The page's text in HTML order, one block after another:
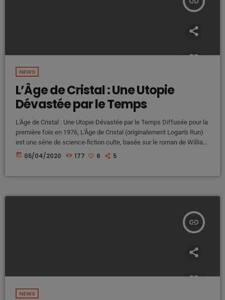
NEWS
L’Âge de Cristal : Une Utopie
Dévastée par le Temps
L'Âge de Cristal : Une Utopie Dévastée par le Temps Diffusée pour la
première fois en 1976, L'Âge de Cristal (originalement Logan's Run)
est une série de science-fiction culte, basée sur le roman de William
F. Nolan et George Clayton Johnson. L'histoire se déroule dans un
today 05/04/2020 177 6 5
insert_link
NEWS